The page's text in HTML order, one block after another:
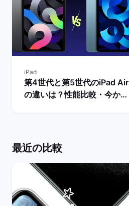
iPad
第4世代と第5世代のiPad Air
の違いは？性能比較・今から
最近の比較